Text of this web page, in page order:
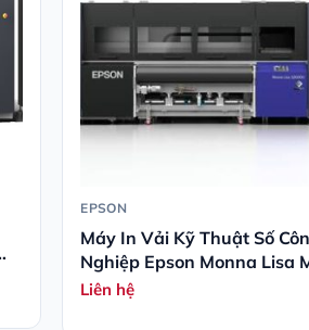
EPSON
Máy In Vải Kỹ Thuật Số
Nghiệp Epson Monna Lisa
32000U-180 16CH
Liên hệ